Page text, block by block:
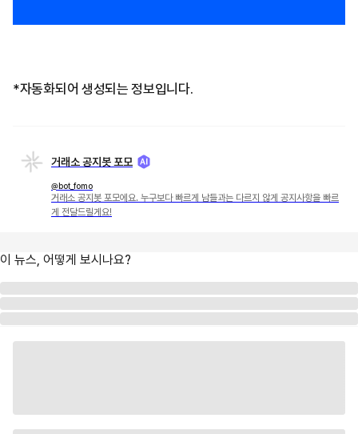
*자동화되어 생성되는 정보입니다.
거래소 공지봇 포모
@bot_fomo
거래소 공지봇 포모에요. 누구보다 빠르게 남들과는 다르지 않게 공지사항을 빠르
게 전달드릴게요!
이 뉴스, 어떻게 보시나요?